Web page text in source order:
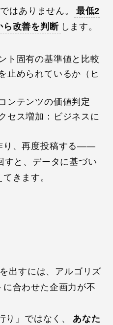
はありません。
最低2
ら改善を判断 します。
ト固有の基準値と比較
止められているか（ヒ
ンテンツの価値判定
セス増加：ビジネスに
り、再度投稿する——
すと、データに基づい
きます。
出すには、アルゴリズ
合わせた企画力が不
」ではなく、
あなた